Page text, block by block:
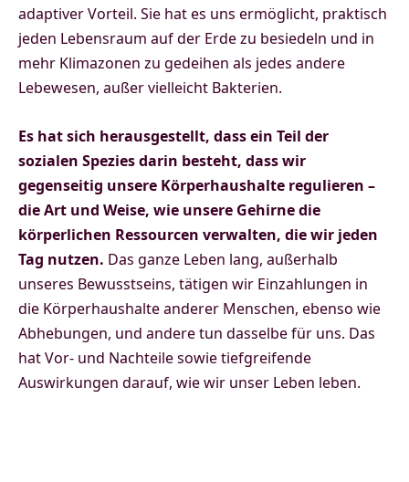
adaptiver Vorteil. Sie hat es uns ermöglicht, praktisch
jeden Lebensraum auf der Erde zu besiedeln und in
mehr Klimazonen zu gedeihen als jedes andere
Lebewesen, außer vielleicht Bakterien.
Es hat sich herausgestellt, dass ein Teil der
sozialen Spezies darin besteht, dass wir
gegenseitig unsere Körperhaushalte regulieren –
die Art und Weise, wie unsere Gehirne die
körperlichen Ressourcen verwalten, die wir jeden
Tag nutzen. Das ganze Leben lang, außerhalb
unseres Bewusstseins, tätigen wir Einzahlungen in
die Körperhaushalte anderer Menschen, ebenso wie
Abhebungen, und andere tun dasselbe für uns. Das
hat Vor- und Nachteile sowie tiefgreifende
Auswirkungen darauf, wie wir unser Leben leben.